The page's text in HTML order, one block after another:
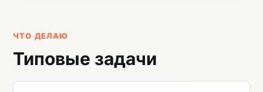
ЧТО ДЕЛАЮ
Типовые задачи